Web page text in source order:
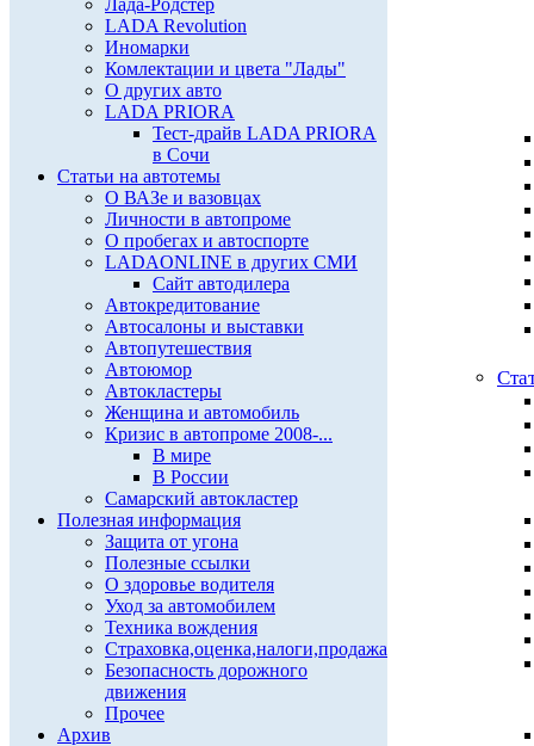
Лада-Родстер
LADA Revolution
Иномарки
Комлектации и цвета "Лады"
О других авто
LADA PRIORA
Тест-драйв LADA PRIORA
в Сочи
Статьи на автотемы
О ВАЗе и вазовцах
Личности в автопроме
О пробегах и автоспорте
LADAONLINE в других СМИ
Сайт автодилера
Автокредитование
Автосалоны и выставки
Автопутешествия
Автоюмор
Автокластеры
Женщина и автомобиль
Кризис в автопроме 2008-...
В мире
В России
Самарский автокластер
Полезная информация
Защита от угона
Полезные ссылки
О здоровье водителя
Уход за автомобилем
Техника вождения
Страховка,оценка,налоги,продажа
Безопасность дорожного
движения
Прочее
Архив